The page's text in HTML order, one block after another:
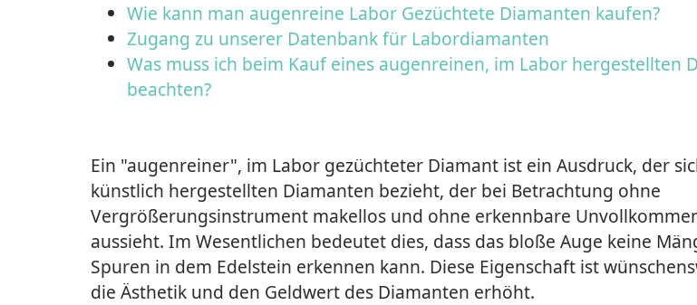
Wie kann man augenreine Labor Gezüchtete Diamanten kaufen?
Zugang zu unserer Datenbank für Labordiamanten
Was muss ich beim Kauf eines augenreinen, im Labor hergestellten
beachten?
Ein "augenreiner", im Labor gezüchteter Diamant ist ein Ausdruck, der
künstlich hergestellten Diamanten bezieht, der bei Betrachtung ohne
Vergrößerungsinstrument makellos und ohne erkennbare
aussieht. Im Wesentlichen bedeutet dies, dass das bloße Auge keine
Spuren in dem Edelstein erkennen kann. Diese Eigenschaft ist
die Ästhetik und den Geldwert des Diamanten erhöht.